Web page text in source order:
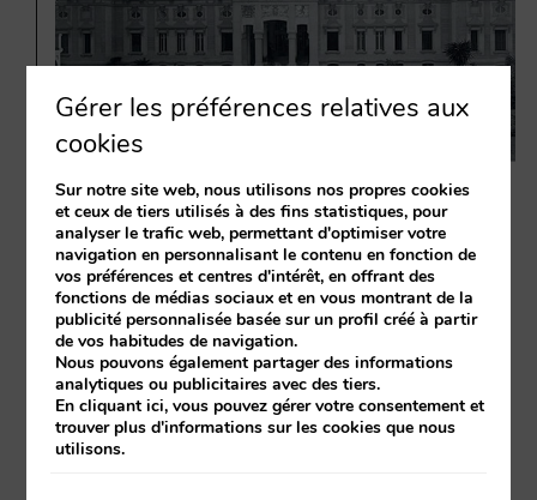
1927–1936
CONSOLIDATION EN TANT
QUE GRAND HÔTEL
Gérer les préférences relatives aux
cookies
Sur notre site web, nous utilisons nos propres cookies
et ceux de tiers utilisés à des fins statistiques, pour
analyser le trafic web, permettant d'optimiser votre
navigation en personnalisant le contenu en fonction de
vos préférences et centres d'intérêt, en offrant des
fonctions de médias sociaux et en vous montrant de la
publicité personnalisée basée sur un profil créé à partir
de vos habitudes de navigation.
Nous pouvons également partager des informations
analytiques ou publicitaires avec des tiers.
En cliquantici, vous pouvez gérer votre consentement et
trouver plus d'informations sur les cookies que nous
utilisons.